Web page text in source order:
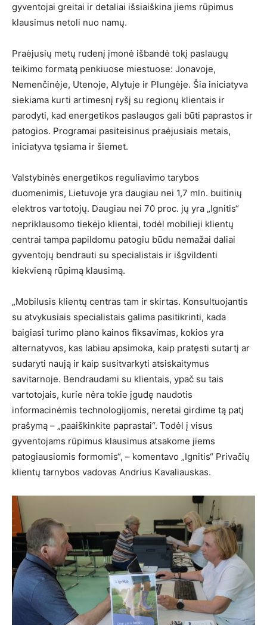
gyventojai greitai ir detaliai išsiaiškina jiems rūpimus
klausimus netoli nuo namų.
Praėjusių metų rudenį įmonė išbandė tokį paslaugų
teikimo formatą penkiuose miestuose: Jonavoje,
Nemenčinėje, Utenoje, Alytuje ir Plungėje. Šia iniciatyva
siekiama kurti artimesnį ryšį su regionų klientais ir
parodyti, kad energetikos paslaugos gali būti paprastos ir
patogios. Programai pasiteisinus praėjusiais metais,
iniciatyva tęsiama ir šiemet.
Valstybinės energetikos reguliavimo tarybos
duomenimis, Lietuvoje yra daugiau nei 1,7 mln. buitinių
elektros vartotojų. Daugiau nei 70 proc. jų yra „Ignitis“
nepriklausomo tiekėjo klientai, todėl mobilieji klientų
centrai tampa papildomu patogiu būdu nemažai daliai
gyventojų bendrauti su specialistais ir išgvildenti
kiekvieną rūpimą klausimą.
„Mobilusis klientų centras tam ir skirtas. Konsultuojantis
su atvykusiais specialistais galima pasitikrinti, kada
baigiasi turimo plano kainos fiksavimas, kokios yra
alternatyvos, kas labiau apsimoka, kaip pratęsti sutartį ar
sudaryti naują ir kaip susitvarkyti atsiskaitymus
savitarnoje. Bendraudami su klientais, ypač su tais
vartotojais, kurie nėra tokie įgudę naudotis
informacinėmis technologijomis, neretai girdime tą patį
prašymą – „paaiškinkite paprastai“. Todėl į visus
gyventojams rūpimus klausimus atsakome jiems
patogiausiomis formomis“, – komentavo „Ignitis“ Privačių
klientų tarnybos vadovas Andrius Kavaliauskas.